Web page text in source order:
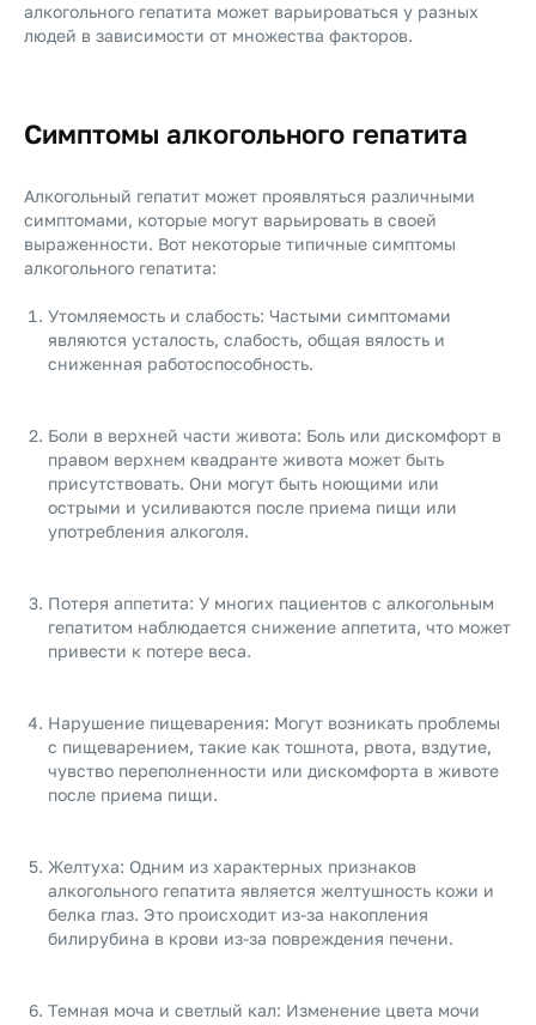
алкогольного гепатита может варьироваться у разных
людей в зависимости от множества факторов.
Симптомы алкогольного гепатита
Алкогольный гепатит может проявляться различными
симптомами, которые могут варьировать в своей
выраженности. Вот некоторые типичные симптомы
алкогольного гепатита:
Утомляемость и слабость: Частыми симптомами
являются усталость, слабость, общая вялость и
сниженная работоспособность.
Боли в верхней части живота: Боль или дискомфорт в
правом верхнем квадранте живота может быть
присутствовать. Они могут быть ноющими или
острыми и усиливаются после приема пищи или
употребления алкоголя.
Потеря аппетита: У многих пациентов с алкогольным
гепатитом наблюдается снижение аппетита, что может
привести к потере веса.
Нарушение пищеварения: Могут возникать проблемы
с пищеварением, такие как тошнота, рвота, вздутие,
чувство переполненности или дискомфорта в животе
после приема пищи.
Желтуха: Одним из характерных признаков
алкогольного гепатита является желтушность кожи и
белка глаз. Это происходит из-за накопления
билирубина в крови из-за повреждения печени.
Темная моча и светлый кал: Изменение цвета мочи